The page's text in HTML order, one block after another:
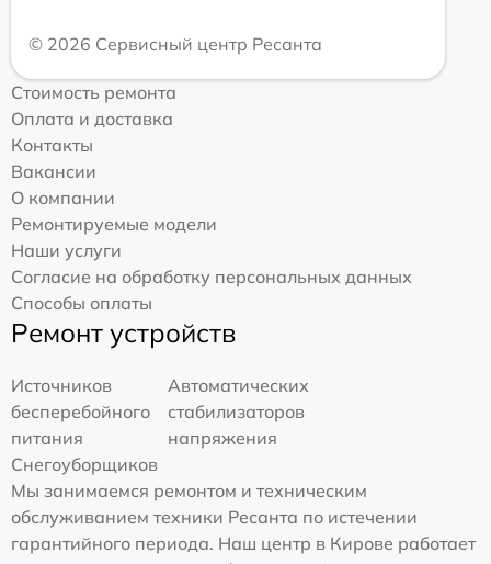
© 2026 Сервисный центр Ресанта
Стоимость ремонта
Оплата и доставка
Контакты
Вакансии
О компании
Ремонтируемые модели
Наши услуги
Согласие на обработку персональных данных
Способы оплаты
Ремонт устройств
Источников
бесперебойного
питания
Автоматических
стабилизаторов
напряжения
Снегоуборщиков
Мы занимаемся ремонтом и техническим
обслуживанием техники Ресанта по истечении
гарантийного периода. Наш центр в Кирове работает